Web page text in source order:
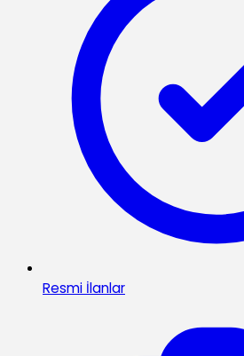
Resmi İlanlar